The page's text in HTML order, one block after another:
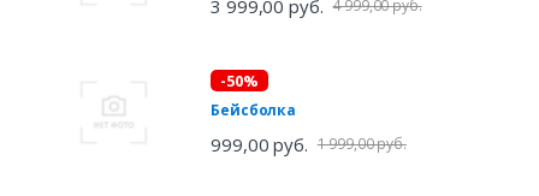
3 999,00 руб. 4 999,00 руб.
-50%
Бейсболка
999,00 руб. 1 999,00 руб.